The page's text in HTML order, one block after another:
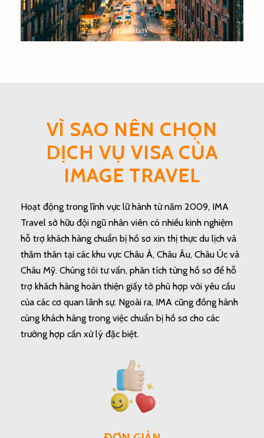
VÌ SAO NÊN CHỌN
DỊCH VỤ VISA CỦA
IMAGE TRAVEL
Hoạt động trong lĩnh vực lữ hành từ năm 2009, IMA
Travel sở hữu đội ngũ nhân viên có nhiều kinh nghiệm
hỗ trợ khách hàng chuẩn bị hồ sơ xin thị thực du lịch và
thăm thân tại các khu vực Châu Á, Châu Âu, Châu Úc và
Châu Mỹ. Chúng tôi tư vấn, phân tích từng hồ sơ để hỗ
trợ khách hàng hoàn thiện giấy tờ phù hợp với yêu cầu
của các cơ quan lãnh sự. Ngoài ra, IMA cũng đồng hành
cùng khách hàng trong việc chuẩn bị hồ sơ cho các
trường hợp cần xử lý đặc biệt.